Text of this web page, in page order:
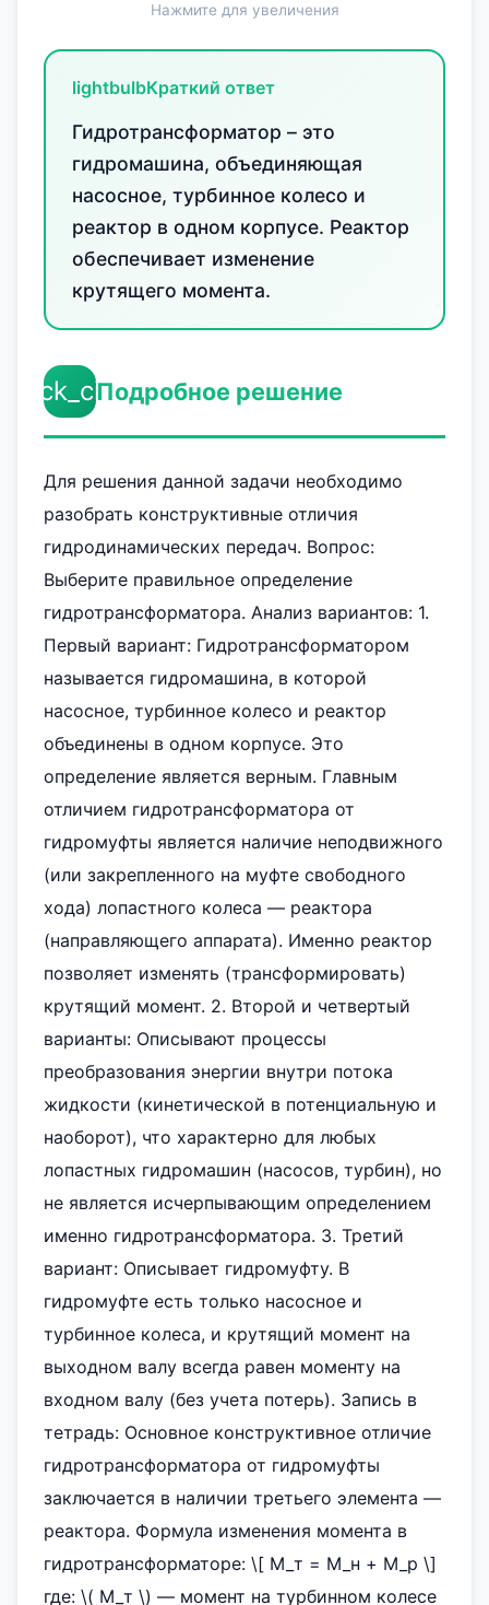
Нажмите для увеличения
lightbulbКраткий ответ
Гидротрансформатор – это
гидромашина, объединяющая
насосное, турбинное колесо и
реактор в одном корпусе. Реактор
обеспечивает изменение
крутящего момента.
Подробное решение
Для решения данной задачи необходимо
разобрать конструктивные отличия
гидродинамических передач. Вопрос:
Выберите правильное определение
гидротрансформатора. Анализ вариантов: 1.
Первый вариант: Гидротрансформатором
называется гидромашина, в которой
насосное, турбинное колесо и реактор
объединены в одном корпусе. Это
определение является верным. Главным
отличием гидротрансформатора от
гидромуфты является наличие неподвижного
(или закрепленного на муфте свободного
хода) лопастного колеса — реактора
(направляющего аппарата). Именно реактор
позволяет изменять (трансформировать)
крутящий момент. 2. Второй и четвертый
варианты: Описывают процессы
преобразования энергии внутри потока
жидкости (кинетической в потенциальную и
наоборот), что характерно для любых
лопастных гидромашин (насосов, турбин), но
не является исчерпывающим определением
именно гидротрансформатора. 3. Третий
вариант: Описывает гидромуфту. В
гидромуфте есть только насосное и
турбинное колеса, и крутящий момент на
выходном валу всегда равен моменту на
входном валу (без учета потерь). Запись в
тетрадь: Основное конструктивное отличие
гидротрансформатора от гидромуфты
заключается в наличии третьего элемента —
реактора. Формула изменения момента в
гидротрансформаторе: \[ M_т = M_н + M_р \]
где: \( M_т \) — момент на турбинном колесе